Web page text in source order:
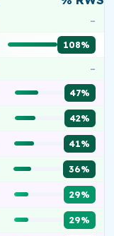
–
108%
–
47%
42%
41%
36%
29%
29%